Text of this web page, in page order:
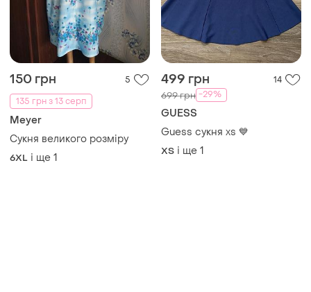
150 грн
5
135 грн з 13 серп
Meyer
Сукня великого розмiру
6XL і ще 1
499 грн 14
699 грн -29%
GUESS
Guess сукня xs 💙
ХS і ще 1